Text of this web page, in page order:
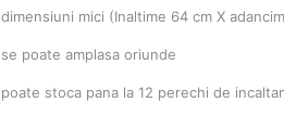
dimensiuni mici (Inaltime 64 cm X
se poate amplasa oriunde
poate stoca pana la 12 perechi de